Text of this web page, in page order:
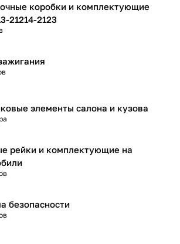
коробки и комплектующие
21214-2123
элементы салона и кузова
рейки и комплектующие на
безопасности